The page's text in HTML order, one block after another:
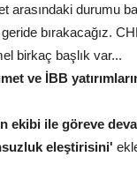
arasındaki durumu
geride bırakacağız.
birkaç başlık var...
ve İBB
ekibi ile göreve
eleştirisini'